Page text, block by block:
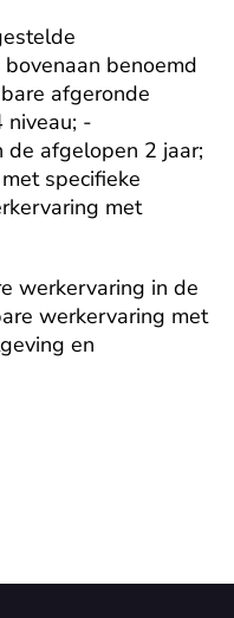
benoemd
afgeronde
niveau; -
afgelopen 2 jaar;
specifieke
met
werkervaring in de
werkervaring met
en